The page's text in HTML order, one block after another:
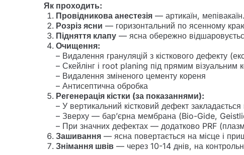
Як проходить:
Провідникова анестезія — артикаїн,
Розріз ясни — горизонтальний по ясенному
Підняття клапу — ясна обережно відшаровується
Очищення:
– Видалення грануляцій з кісткового дефекту
– Скейлінг і root planing під прямим візуальним
– Видалення зміненого цементу кореня
– Антисептична обробка
Регенерація кістки (за показаннями):
– У вертикальний кістковий дефект
– Зверху — бар’єрна мембрана (Bio-Gide,
– При значних дефектах — додатково PRF
Зашивання — ясна повертається на місце і
Знімання швів — через 10-14 днів, на